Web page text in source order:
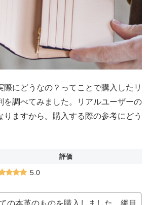
際にどうなの？ってことで購入したリ
を調べてみました。リアルユーザーの
りますから。購入する際の参考にどう
評価
5.0
の本革のものを購入しました。網目